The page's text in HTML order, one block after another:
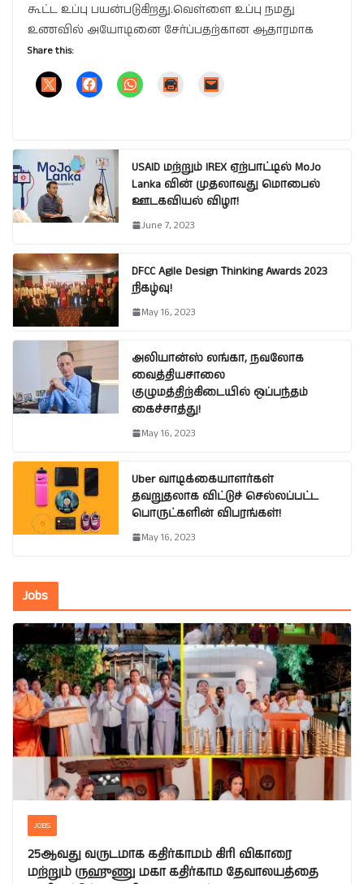
கூட்ட உப்பு பயன்படுகிறது.வெள்ளை உப்பு நமது
உணவில் அயோடினை சேர்ப்பதற்கான ஆதாரமாக
Share this:
USAID மற்றும் IREX ஏற்பாட்டில் MoJo
Lanka வின் முதலாவது மொபைல்
ஊடகவியல் விழா!
June 7, 2023
DFCC Agile Design Thinking Awards 2023
நிகழ்வு!
May 16, 2023
அலியான்ஸ் லங்கா, நவலோக
வைத்தியசாலை
குழுமத்திற்கிடையில் ஒப்பந்தம்
கைச்சாத்து!
May 16, 2023
Uber வாடிக்கையாளர்கள்
தவறுதலாக விட்டுச் செல்லப்பட்ட
பொருட்களின் விபரங்கள்!
May 16, 2023
Jobs
JOBS
25ஆவது வருடமாக கதிர்காமம் கிரி விகாரை
மற்றும் ருஹுணு மகா கதிர்காம தேவாலயத்தை